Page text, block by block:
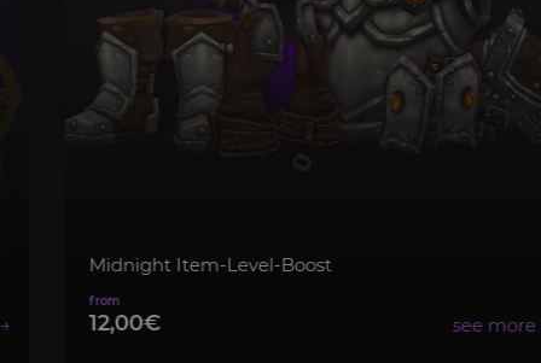
Midnight Item-Level-Boost
12,00€